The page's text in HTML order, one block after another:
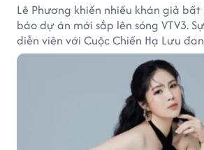
Lê Phương khiến nhiều khán giả
báo dự án mới sắp lên sóng VTV3.
diễn viên với Cuộc Chiến Hạ Lưu
nhiều sự quan tâm.